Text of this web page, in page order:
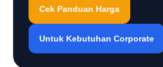
Cek Panduan Harga
Untuk Kebutuhan Corporate